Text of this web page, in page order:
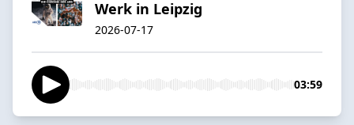
Werk in Leipzig
2026-07-17
03:59